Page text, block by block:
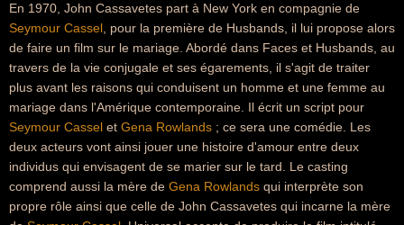
En 1970, John Cassavetes part à New York en compagnie de
Seymour Cassel , pour la première de Husbands, il lui propose alors
de faire un film sur le mariage. Abordé dans Faces et Husbands, au
travers de la vie conjugale et ses égarements, il s'agit de traiter
plus avant les raisons qui conduisent un homme et une femme au
mariage dans l'Amérique contemporaine. Il écrit un script pour
Seymour Cassel et Gena Rowlands ; ce sera une comédie. Les
deux acteurs vont ainsi jouer une histoire d'amour entre deux
individus qui envisagent de se marier sur le tard. Le casting
comprend aussi la mère de Gena Rowlands qui interprète son
propre rôle ainsi que celle de John Cassavetes qui incarne la mère